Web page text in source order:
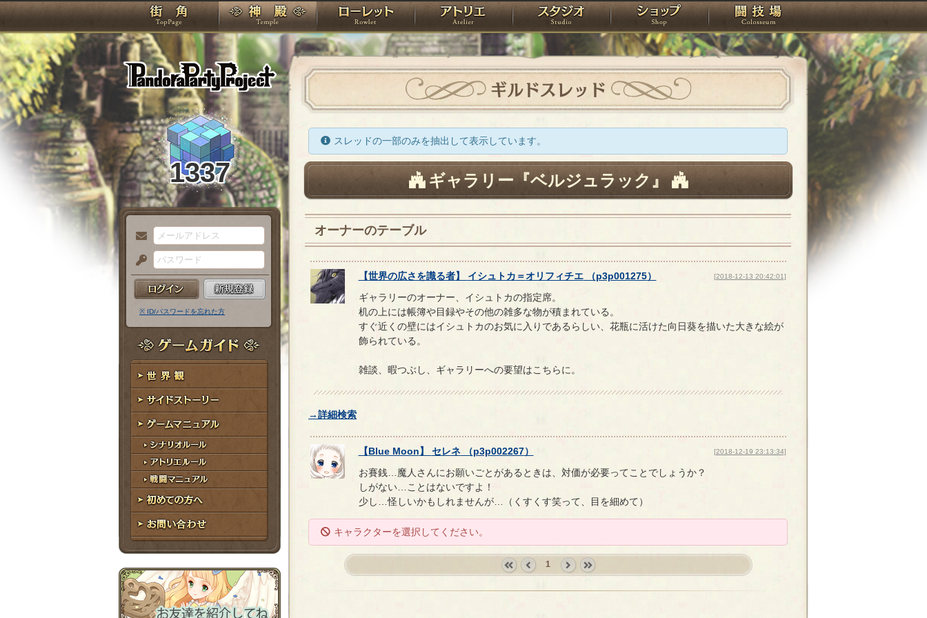
PandoraPartyProject
TOP 神殿 ローレット アトリエ スタジオ ショップ 闘技場
1337
メ
ー
ル
ア
ド
レ
ス
パ
ス
ー
ド
※ ID/パスワードを忘れた方
ゲームガイド
世界観
サイドストーリー
ゲームマニュアル
シナリオルール
アトリエルール
戦闘マニュアル
初めての方へ
お問い合わせ
ギルドスレッド
スレッドの一部のみを抽出して表示しています。
ギャラリー『ベルジュラック』
オーナーのテーブル
【世界の広さを識る者】 イシュトカ ＝オリフィチエ（p3p001275） [2018-12-13 20:42:01]
ギャラリーのオーナー、イシュトカの指定席。
机の上には帳簿や目録やその他の雑多な物が積まれている。
すぐ近くの壁にはイシュトカのお気に入りであるらしい、花瓶に活けた向日葵を描いた大きな絵が
飾られている。
雑談、暇つぶし、ギャラリーへの要望はこちらに。
→詳細検索
【Blue Moon】 セレネ（p3p002267） [2018-12-19 23:13:34]
お賽銭…魔人さんにお願いごとがあるときは、対価が必要ってことでしょうか？
しがない…ことはないですよ！
少し…怪しいかもしれませんが…（くすくす笑って、目を細めて）
キャラクターを選択してください。
1